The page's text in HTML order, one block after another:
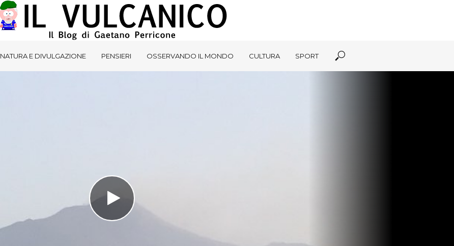
NATURA E DIVULGAZIONE PENSIERI OSSERVANDO IL MONDO CULTURA SPORT